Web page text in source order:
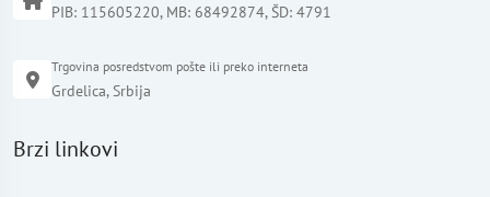
PIB: 115605220, MB: 68492874, ŠD: 4791
Trgovina posredstvom pošte ili preko interneta
Grdelica, Srbija
Brzi linkovi